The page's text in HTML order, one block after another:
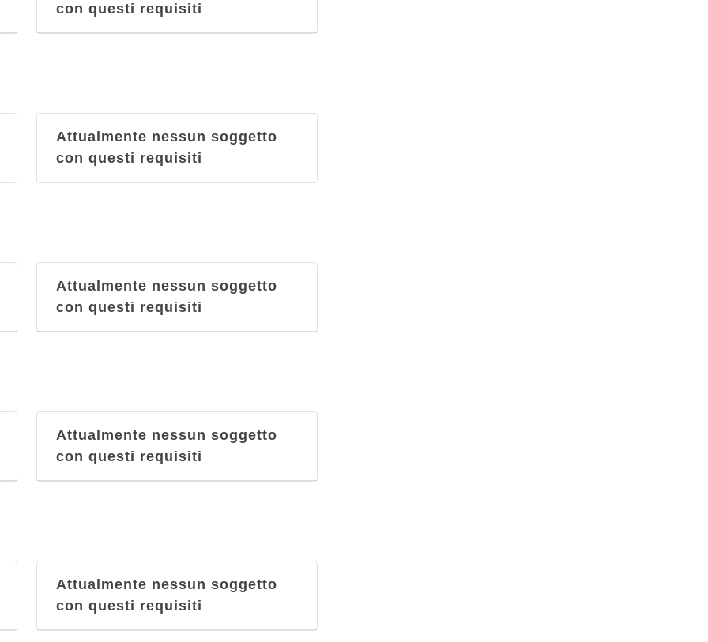
con questi requisiti
Attualmente nessun soggetto
con questi requisiti
Attualmente nessun soggetto
con questi requisiti
Attualmente nessun soggetto
con questi requisiti
Attualmente nessun soggetto
con questi requisiti